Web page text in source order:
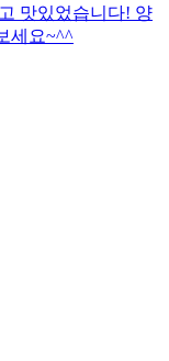
맛있었습니다! 양
세요~^^